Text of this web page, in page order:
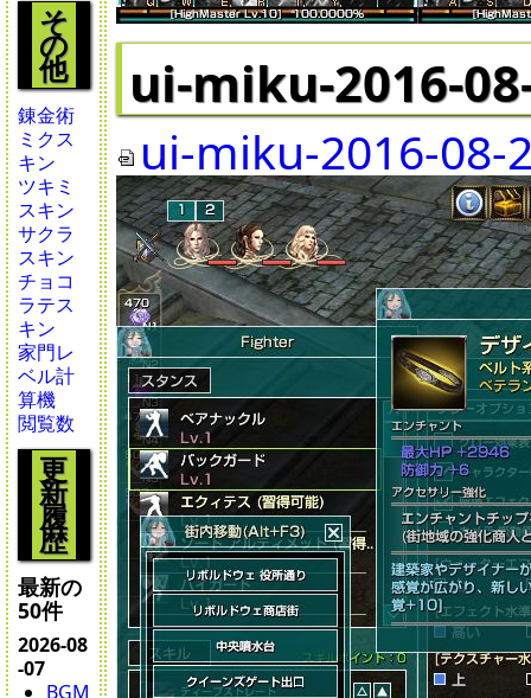
そ
の
他
錬金術
ミクス
キン
ツキミ
スキン
サクラ
スキン
チョコ
ラテス
キン
家門レ
ベル計
算機
閲覧数
更
新
履
歴
最新の
50件
2026-08
-07
BGM
ui-miku-2016-
ui-miku-2016-08-